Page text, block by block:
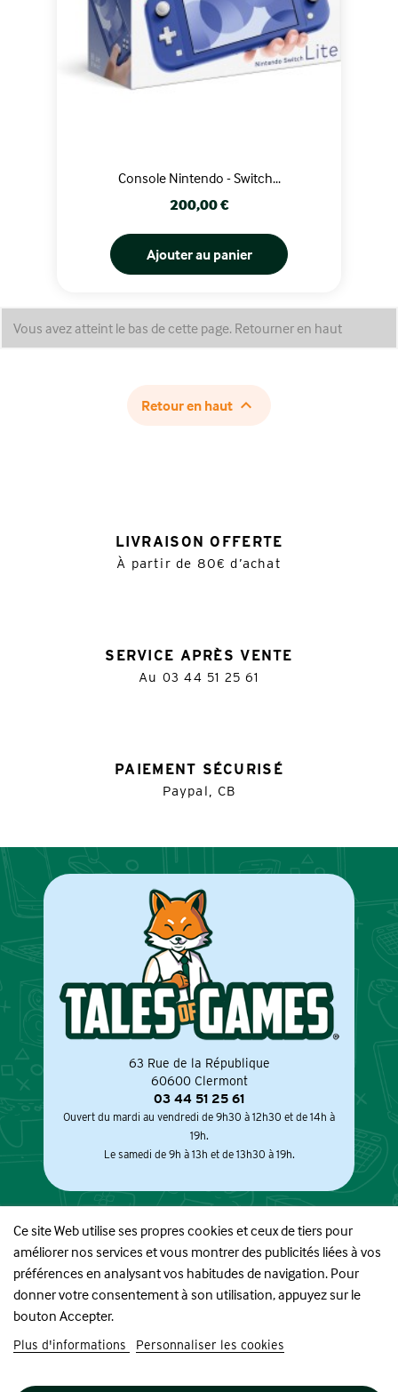
Console Nintendo - Switch...
Prix
200,00 €
Ajouter au panier
Vous avez atteint le bas de cette page. Retourner en haut
Retour en haut 
LIVRAISON OFFERTE
À partir de 80€ d’achat
SERVICE APRÈS VENTE
Au 03 44 51 25 61
PAIEMENT SÉCURISÉ
Paypal, CB
63 Rue de la République
60600 Clermont
03 44 51 25 61
Ouvert du mardi au vendredi de 9h30 à 12h30 et de 14h à
19h.
Le samedi de 9h à 13h et de 13h30 à 19h.
À PROPOS
BOUTIQUE
INFORMATIONS
Ce site Web utilise ses propres cookies et ceux de tiers pour
améliorer nos services et vous montrer des publicités liées à vos
préférences en analysant vos habitudes de navigation. Pour
donner votre consentement à son utilisation, appuyez sur le
bouton Accepter.
Plus d'informations Personnaliser les cookies